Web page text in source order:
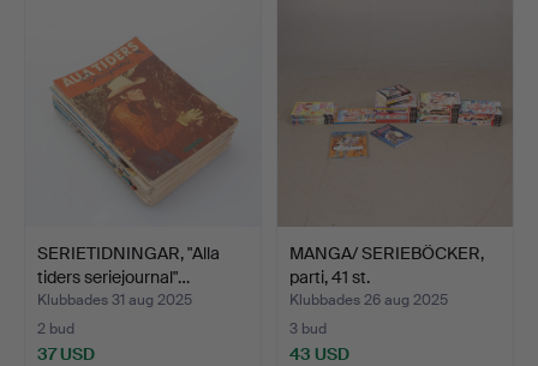
SERIETIDNINGAR, "Alla
tiders seriejournal"…
Klubbades 31 aug 2025
2 bud
37 USD
MANGA/ SERIEBÖCKER,
parti, 41 st.
Klubbades 26 aug 2025
3 bud
43 USD